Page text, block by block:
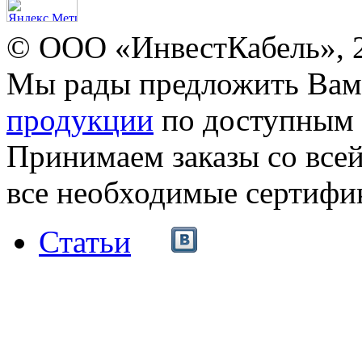
© ООО «ИнвестКабель»,
Мы рады предложить
продукции по доступным
Принимаем заказы со
все необходимые
Статьи